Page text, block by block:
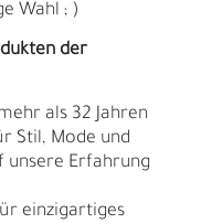
Wahl ; )
der
als 32 Jahren
Stil, Mode und
unsere Erfahrung
einzigartiges